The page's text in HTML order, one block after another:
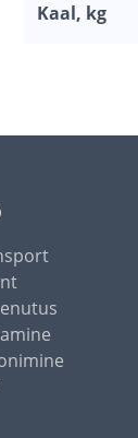
Kaal, kg